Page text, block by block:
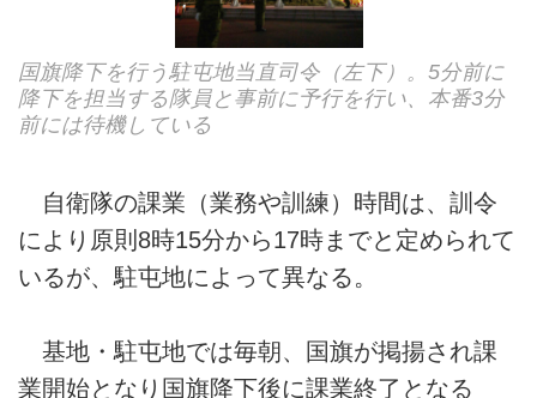
国旗降下を行う駐屯地当直司令（左下）。5分前に
降下を担当する隊員と事前に予行を行い、本番3分
前には待機している
自衛隊の課業（業務や訓練）時間は、訓令
により原則8時15分から17時までと定められて
いるが、駐屯地によって異なる。
基地・駐屯地では毎朝、国旗が掲揚され課
業開始となり国旗降下後に課業終了となる